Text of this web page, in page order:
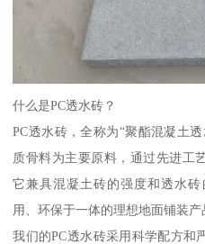
什么是PC透水砖？
PC透水砖，全称为“聚酯混凝土
质骨料为主要原料，通过先进工
它兼具混凝土砖的强度和透水
用、环保于一体的理想地面铺装产
我们的PC透水砖采用科学配方和